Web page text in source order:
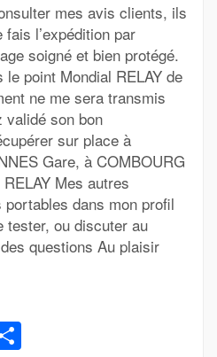
mes avis clients, ils
fais l’expédition par
soigné et bien protégé.
point Mondial RELAY de
ne me sera transmis
validé son bon
sur place à
Gare, à COMBOURG
Mes autres
portables dans mon profil
tester, ou discuter au
questions Au plaisir
Share